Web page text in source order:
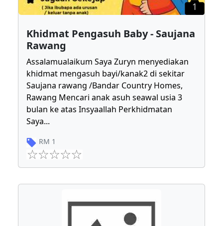
1
Khidmat Pengasuh Baby - Saujana
Rawang
Assalamualaikum Saya Zuryn menyediakan
khidmat mengasuh bayi/kanak2 di sekitar
Saujana rawang /Bandar Country Homes,
Rawang Mencari anak asuh seawal usia 3
bulan ke atas Insyaallah Perkhidmatan
Saya...
RM 1